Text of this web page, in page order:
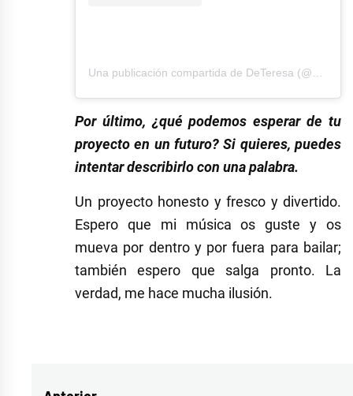
Por último, ¿qué podemos esperar de tu
proyecto en un futuro? Si quieres, puedes
intentar describirlo con una palabra.
Un proyecto honesto y fresco y divertido.
Espero que mi música os guste y os
mueva por dentro y por fuera para bailar;
también espero que salga pronto. La
verdad, me hace mucha ilusión.